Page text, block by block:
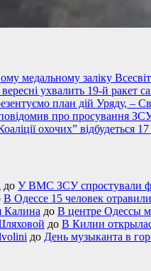
медальному заліку
ухвалить 19-й ракет
план дій Уряду, –
про просування
охочих” відбудеться
до У ВМС ЗСУ спростували
В Одессе 15 человек
Калина до В центре Одессы
до В Килии
до День музыканта в